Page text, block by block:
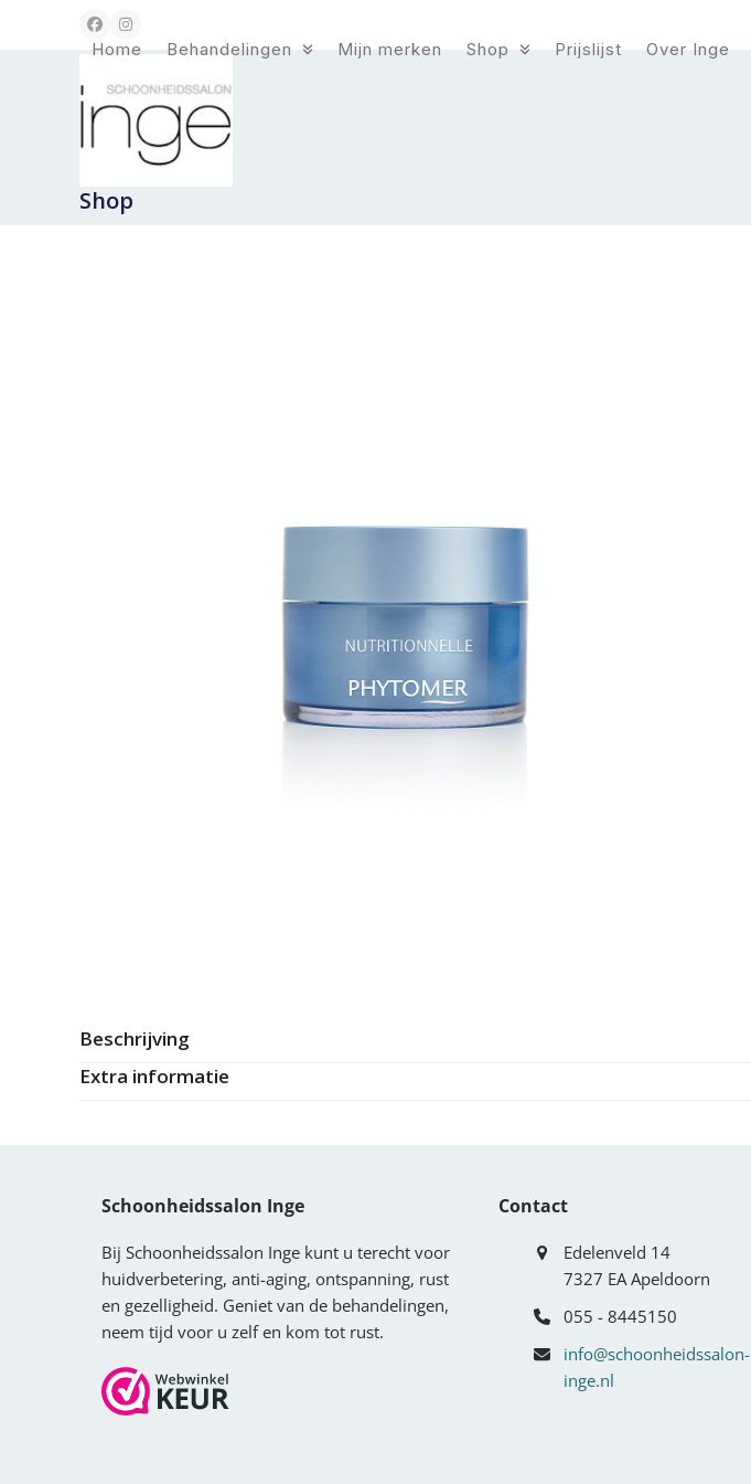
FacebookInstagram
Home
Behandelingen Mijn merken Shop Prijslijst Over Inge
Shop
Beschrijving
Extra informatie
Schoonheidssalon Inge
Bij Schoonheidssalon Inge kunt u terecht voor
huidverbetering, anti-aging, ontspanning, rust
en gezelligheid. Geniet van de behandelingen,
neem tijd voor u zelf en kom tot rust.
Contact
Edelenveld 14
7327 EA Apeldoorn
055 - 8445150
info@schoonheidssalon-
inge.nl